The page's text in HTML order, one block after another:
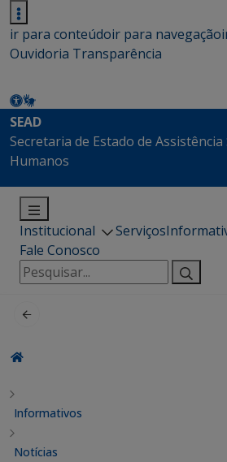
ir para conteúdoir para navegação
Ouvidoria Transparência
SEAD
Secretaria de Estado de
Humanos
Institucional Serviços
Fale Conosco
Pesquisar
por:
Informativos
Notícias